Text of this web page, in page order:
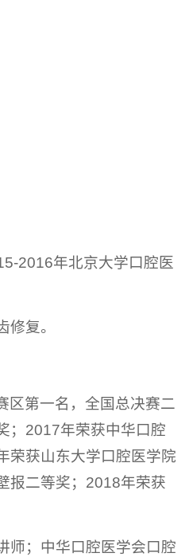
2016年北京大学口腔医
复。
区第一名，全国总决赛二
；2017年荣获中华口腔
荣获山东大学口腔医学院
报二等奖；2018年荣获
师；中华口腔医学会口腔